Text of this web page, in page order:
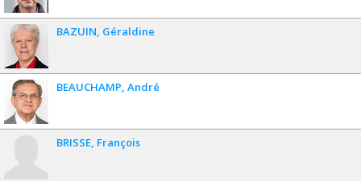
BAZUIN Géraldine
BEAUCHAMP André
BRISSE François